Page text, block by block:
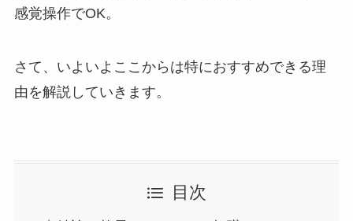
感覚操作でOK。
さて、いよいよここからは特におすすめできる理
由を解説していきます。
目次